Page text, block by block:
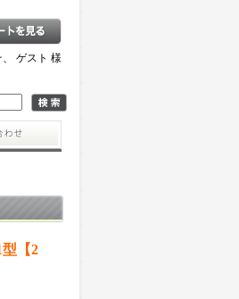
、 ゲスト 様
【2